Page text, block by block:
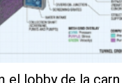
el lobby de la carn